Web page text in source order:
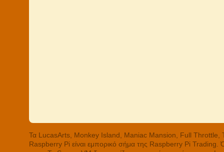
Τα LucasArts, Monkey Island, Maniac Mansion, Full Throttle,
Raspberry Pi είναι εμπορικό σήμα της Raspberry Pi Trading.